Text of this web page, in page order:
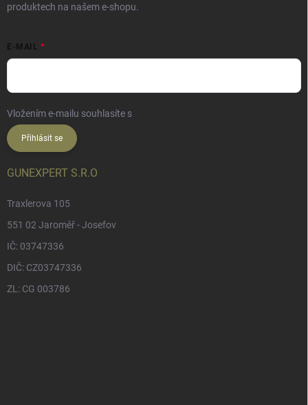
produktech na našem e-shopu.
E-MAIL
Vložením e-mailu souhlasíte s
Přihlásit se
GUNEXPERT S.R.O
Traxlerova 105
551 02 Jaroměř - Josefov
IČ: 03747336
DIČ: CZ03747336
ZL: CG 003786